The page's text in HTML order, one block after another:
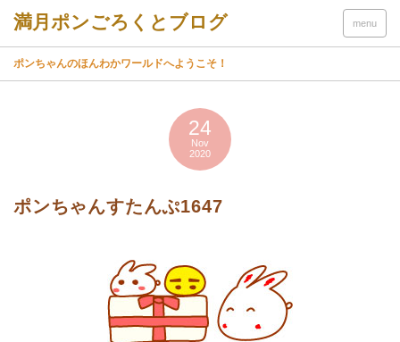
menu
ポンちゃんのほんわかワールドへようこそ！
24
Nov
2020
ポンちゃんすたんぷ1647